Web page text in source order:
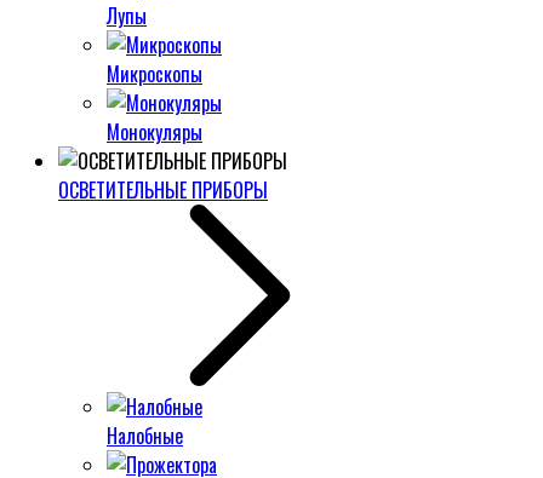
Лупы
Микроскопы
Монокуляры
ОСВЕТИТЕЛЬНЫЕ ПРИБОРЫ
Налобные